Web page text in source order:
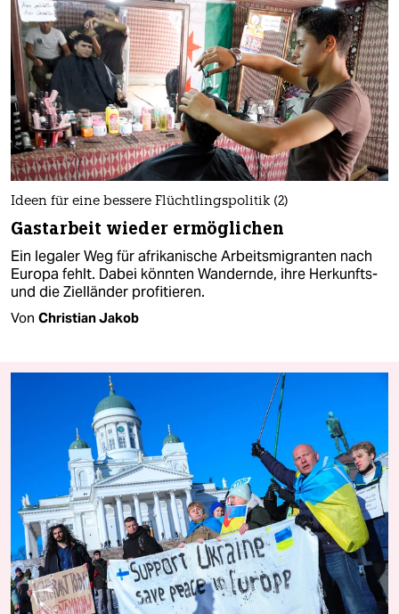
Ideen für eine bessere Flüchtlingspolitik (2)
Gastarbeit wieder ermöglichen
Ein legaler Weg für afrikanische Arbeitsmigranten nach
Europa fehlt. Dabei könnten Wandernde, ihre Herkunfts-
und die Zielländer profitieren.
Von Christian Jakob